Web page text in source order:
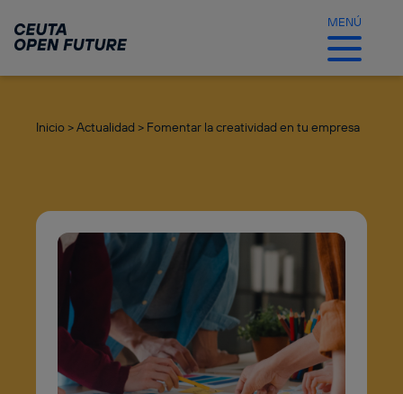
contenido
principal
MENÚ
Inicio >Actualidad > Fomentar la creatividad en tu empresa